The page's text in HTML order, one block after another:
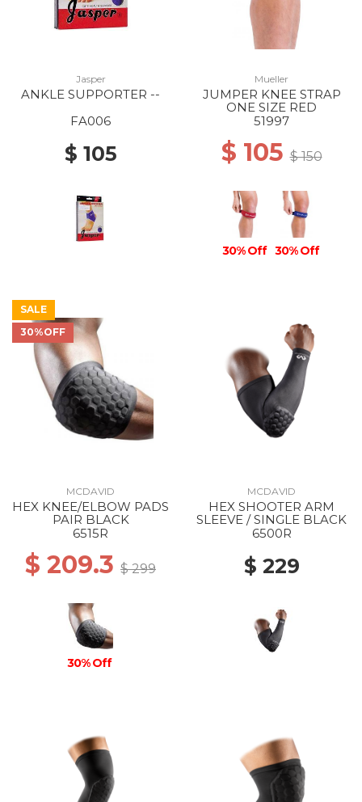
Jasper
ANKLE SUPPORTER --
FA006
$ 105
Mueller
JUMPER KNEE STRAP
ONE SIZE RED
51997
$ 105$ 150
30% Off 30% Off
SALE
30%OFF
MCDAVID
HEX KNEE/ELBOW PADS
PAIR BLACK
6515R
$ 209.3 $ 299
30% Off
MCDAVID
HEX SHOOTER ARM
SLEEVE / SINGLE BLACK
6500R
$ 229